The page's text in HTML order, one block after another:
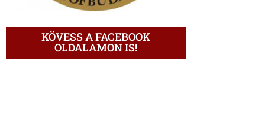
KÖVESS A FACEBOOK
OLDALAMON IS!